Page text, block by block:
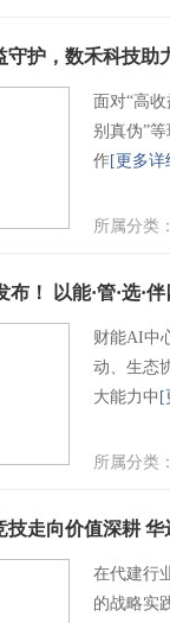
守护，数禾科技助
面对“高
别真伪”
作[更多详
所属分类：
！ 以能·管·选·
财能AI中
动、生态
大能力中 [
所属分类：
技走向价值深耕
在代建行
的战略实